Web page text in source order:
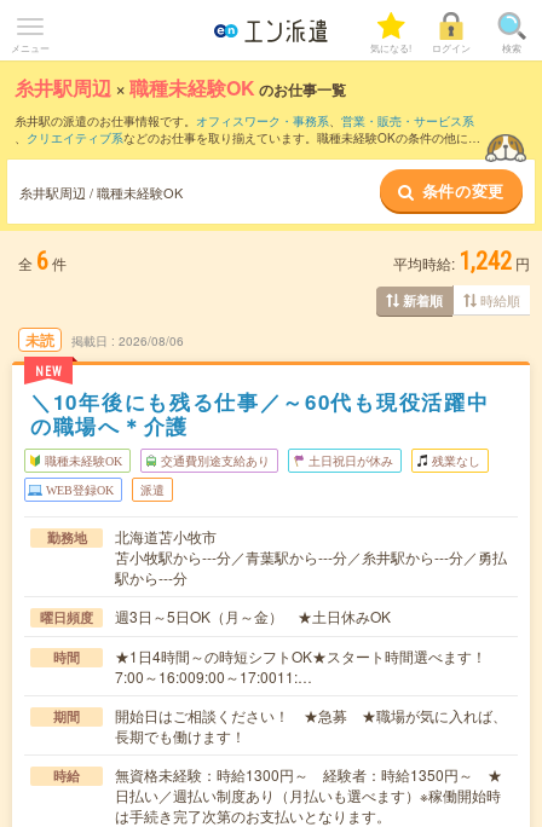
メニュー 気になる! ログイン 検索
糸井駅周辺 ×職種未経験OK のお仕事一覧
糸井駅の派遣のお仕事情報です。 オフィスワーク・事務系、 営業・販売・サービス系
、 クリエイティブ系などのお仕事を取り揃えています。職種未経験OKの条件の他に、
糸井駅周辺 / 職種未経験OK 条件の変更
全 6件 平均時給: 1,242 円
新着順 時給順
未読
NEW
掲載日 2026/08/06
＼10年後にも残る仕事／～60代も現役活躍中
の職場へ＊介護
職種未経験OK 交通費別途支給あり 土日祝日が休み 残業なし
WEB登録OK 派遣
勤務地
北海道苫小牧市
苫小牧駅から---分／青葉駅から---分／糸井駅から---分／勇払
駅から---分
曜日頻度 週3日～5日OK（月～金） ★土日休みOK
時間
★1日4時間～の時短シフトOK★スタート時間選べます！
7:00～16:009:00～17:0011:…
期間
開始日はご相談ください！ ★急募 ★職場が気に入れば、
長期でも働けます！
時給
無資格未経験：時給1300円～ 経験者：時給1350円～ ★
日払い／週払い制度あり（月払いも選べます）※稼働開始時
は手続き完了次第のお支払いとなります。